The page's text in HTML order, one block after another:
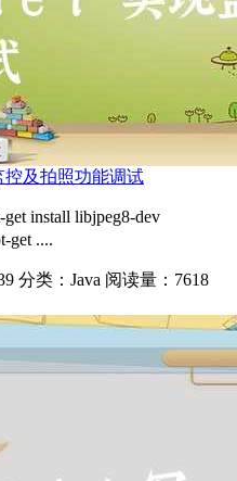
控及拍照功能调试
get install libjpeg8-dev
....
分类：Java 阅读量：7618